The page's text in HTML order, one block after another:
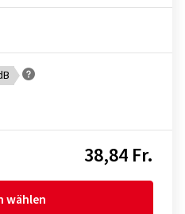
38,84 Fr.
wählen